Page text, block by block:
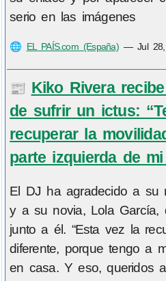
serio en las imágenes
🌐 EL PAÍS.com (España)—Jul
📰 Kiko Rivera
de sufrir un ictus:
recuperar la
parte izquierda de
El DJ ha agradecido a su
y a su novia, Lola García,
junto a él. “Esta vez la
diferente, porque tengo a
en casa. Y eso, queridos